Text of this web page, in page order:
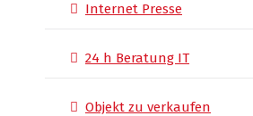
Internet Presse
24 h Beratung IT
Objekt zu verkaufen